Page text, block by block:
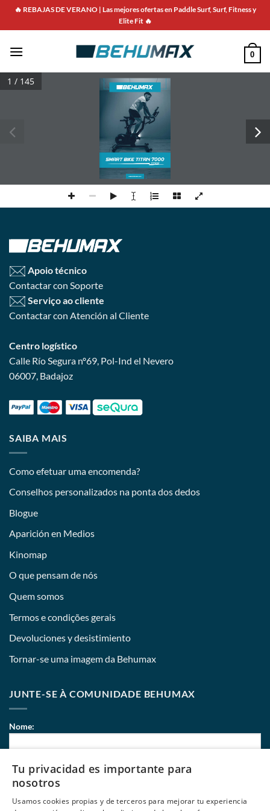
Saltar
conteúdo
🔥 REBAJAS DE VERANO | Las mejores ofertas en Paddle Surf, Surf, Fitness y
Elite Fit 🔥
0
1 / 145
Apoio técnico
Contactar con Soporte
Serviço ao cliente
Contactar con Atención al Cliente
Centro logístico
Calle Río Segura nº69, Pol-Ind el Nevero
06007, Badajoz
SAIBA MAIS
Como efetuar uma encomenda?
Conselhos personalizados na ponta dos dedos
Blogue
Aparición en Medios
Kinomap
O que pensam de nós
Quem somos
Termos e condições gerais
Devoluciones y desistimiento
Tornar-se uma imagem da Behumax
JUNTE-SE À COMUNIDADE BEHUMAX
Nome:
Correio eletrónico:
Tu privacidad es importante para
nosotros
Usamos cookies propias y de terceros para mejorar tu experiencia